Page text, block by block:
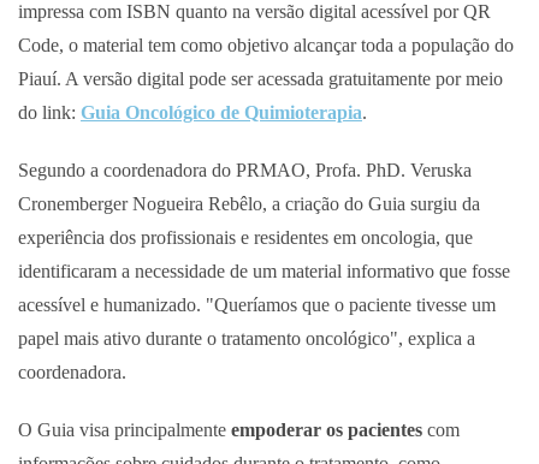
impressa com ISBN quanto na versão digital acessível por QR
Code, o material tem como objetivo alcançar toda a população do
Piauí. A versão digital pode ser acessada gratuitamente por meio
do link: Guia Oncológico de Quimioterapia.
Segundo a coordenadora do PRMAO, Profa. PhD. Veruska
Cronemberger Nogueira Rebêlo, a criação do Guia surgiu da
experiência dos profissionais e residentes em oncologia, que
identificaram a necessidade de um material informativo que fosse
acessível e humanizado. "Queríamos que o paciente tivesse um
papel mais ativo durante o tratamento oncológico", explica a
coordenadora.
O Guia visa principalmente empoderar os pacientes com